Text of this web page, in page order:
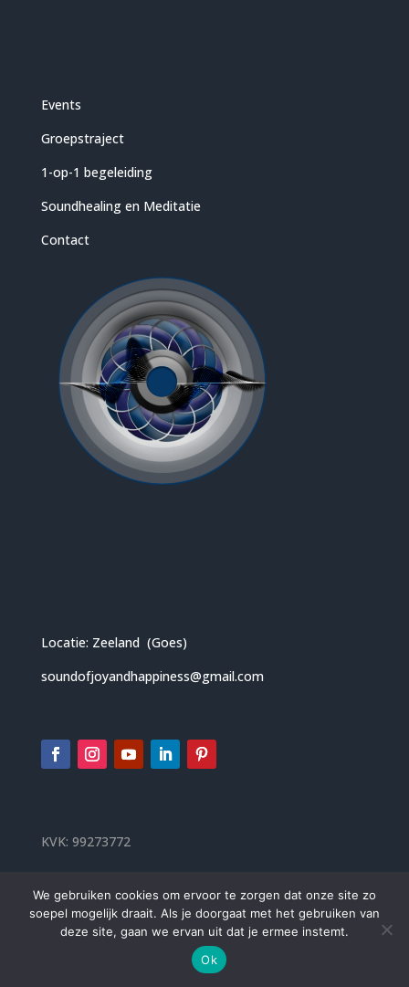
Events
Groepstraject
1-op-1 begeleiding
Soundhealing en Meditatie
Contact
Locatie: Zeeland (Goes)
soundofjoyandhappiness@gmail.com
KVK: 99273772
algemene voorwaarden
privacy beleid
We gebruiken cookies om ervoor te zorgen dat onze site zo
soepel mogelijk draait. Als je doorgaat met het gebruiken van
deze site, gaan we ervan uit dat je ermee instemt.
Ok